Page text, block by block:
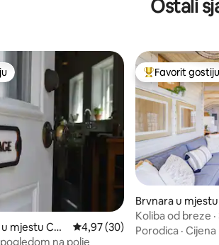
Ostali
mjestu Cori
Prosječna ocjena: 4,97 od 5,
4,97 (30)
na polje
Glavni favorit
Favorit gostiju
Brvnara u
Koliba od breze
Quantabacook
Porodica · Cijena